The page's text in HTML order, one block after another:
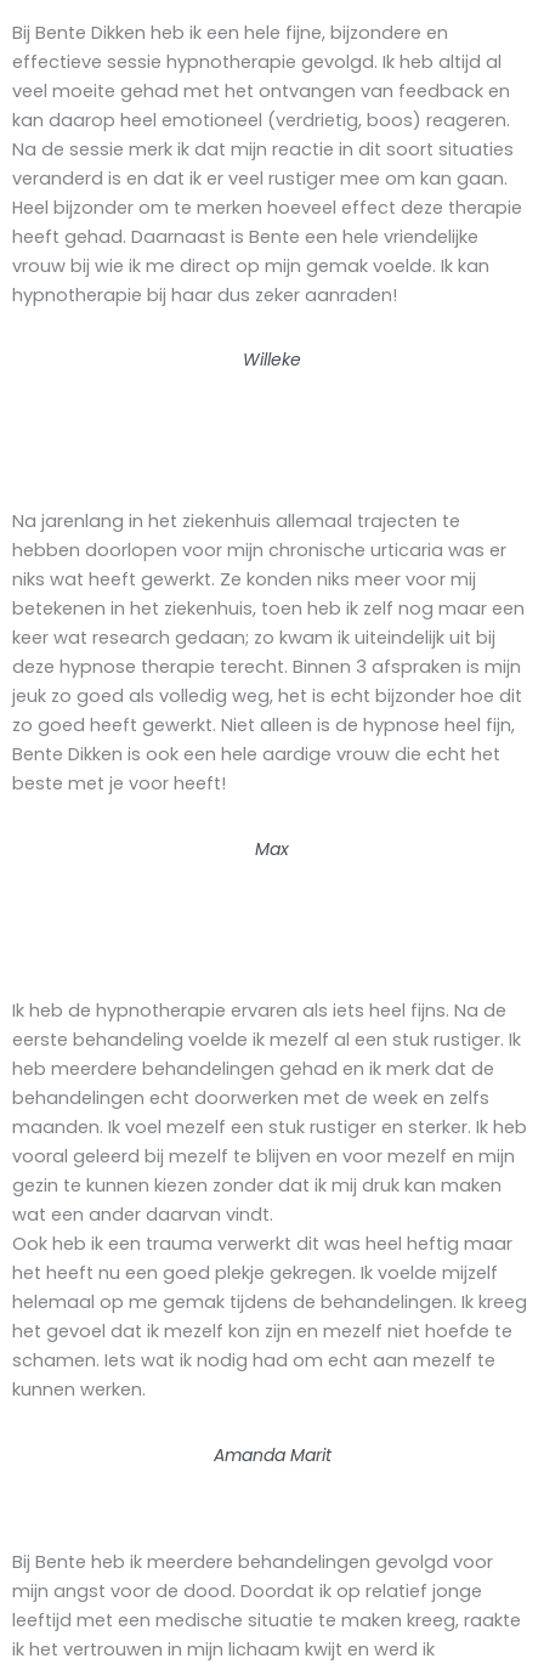
Bij Bente Dikken heb ik een hele fijne, bijzondere en
effectieve sessie hypnotherapie gevolgd. Ik heb altijd al
veel moeite gehad met het ontvangen van feedback en
kan daarop heel emotioneel (verdrietig, boos) reageren.
Na de sessie merk ik dat mijn reactie in dit soort situaties
veranderd is en dat ik er veel rustiger mee om kan gaan.
Heel bijzonder om te merken hoeveel effect deze therapie
heeft gehad. Daarnaast is Bente een hele vriendelijke
vrouw bij wie ik me direct op mijn gemak voelde. Ik kan
hypnotherapie bij haar dus zeker aanraden!
Willeke
Na jarenlang in het ziekenhuis allemaal trajecten te
hebben doorlopen voor mijn chronische urticaria was er
niks wat heeft gewerkt. Ze konden niks meer voor mij
betekenen in het ziekenhuis, toen heb ik zelf nog maar een
keer wat research gedaan; zo kwam ik uiteindelijk uit bij
deze hypnose therapie terecht. Binnen 3 afspraken is mijn
jeuk zo goed als volledig weg, het is echt bijzonder hoe dit
zo goed heeft gewerkt. Niet alleen is de hypnose heel fijn,
Bente Dikken is ook een hele aardige vrouw die echt het
beste met je voor heeft!
Max
Ik heb de hypnotherapie ervaren als iets heel fijns. Na de
eerste behandeling voelde ik mezelf al een stuk rustiger. Ik
heb meerdere behandelingen gehad en ik merk dat de
behandelingen echt doorwerken met de week en zelfs
maanden. Ik voel mezelf een stuk rustiger en sterker. Ik heb
vooral geleerd bij mezelf te blijven en voor mezelf en mijn
gezin te kunnen kiezen zonder dat ik mij druk kan maken
wat een ander daarvan vindt.
Ook heb ik een trauma verwerkt dit was heel heftig maar
het heeft nu een goed plekje gekregen. Ik voelde mijzelf
helemaal op me gemak tijdens de behandelingen. Ik kreeg
het gevoel dat ik mezelf kon zijn en mezelf niet hoefde te
schamen. Iets wat ik nodig had om echt aan mezelf te
kunnen werken.
Amanda Marit
Bij Bente heb ik meerdere behandelingen gevolgd voor
mijn angst voor de dood. Doordat ik op relatief jonge
leeftijd met een medische situatie te maken kreeg, raakte
ik het vertrouwen in mijn lichaam kwijt en werd ik